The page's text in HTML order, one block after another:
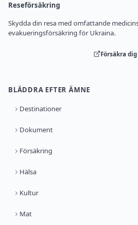
Reseförsäkring
Skydda din resa med omfattande
evakueringsförsäkring för Ukraina.
Försäkra dig
BLÄDDRA EFTER ÄMNE
Destinationer
Dokument
Försäkring
Hälsa
Kultur
Mat